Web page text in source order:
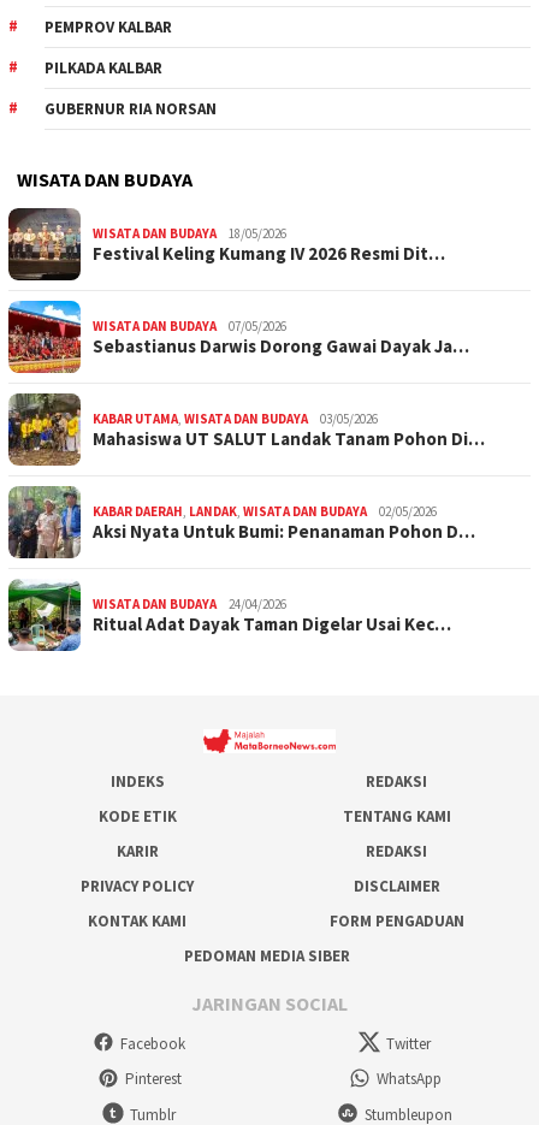
PEMPROV KALBAR
PILKADA KALBAR
GUBERNUR RIA NORSAN
WISATA DAN BUDAYA
WISATA DAN BUDAYA 18/05/2026
Festival Keling Kumang IV 2026 Resmi Dit…
WISATA DAN BUDAYA 07/05/2026
Sebastianus Darwis Dorong Gawai Dayak Ja…
KABAR UTAMA WISATA DAN BUDAYA 03/05/2026
Mahasiswa UT SALUT Landak Tanam Pohon Di…
KABAR DAERAH LANDAK WISATA DAN BUDAYA 02/05/2026
Aksi Nyata Untuk Bumi: Penanaman Pohon D…
WISATA DAN BUDAYA 24/04/2026
Ritual Adat Dayak Taman Digelar Usai Kec…
INDEKS
REDAKSI
KODE ETIK
TENTANG KAMI
KARIR
REDAKSI
PRIVACY POLICY
DISCLAIMER
KONTAK KAMI
FORM PENGADUAN
PEDOMAN MEDIA SIBER
JARINGAN SOCIAL
Facebook
Twitter
Pinterest
WhatsApp
Tumblr
Stumbleupon